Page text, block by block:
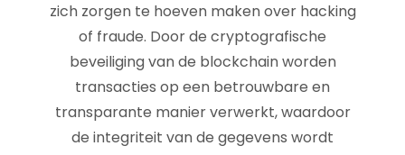
zich zorgen te hoeven maken over hacking
of fraude. Door de cryptografische
beveiliging van de blockchain worden
transacties op een betrouwbare en
transparante manier verwerkt, waardoor
de integriteit van de gegevens wordt